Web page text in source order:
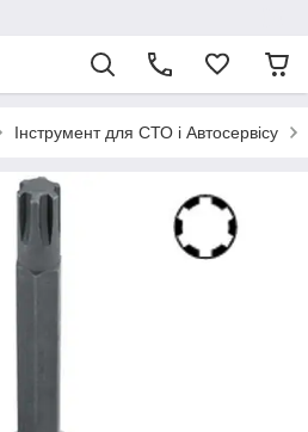
Інструмент для СТО і Автосервісу